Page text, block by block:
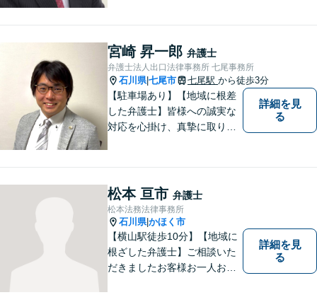
宮崎 昇一郎 弁護士
弁護士法人出口法律事務所 七尾事務所
石川県|七尾市 七尾駅 から徒歩3分
【駐車場あり】【地域に根差
した弁護士】皆様への誠実な
対応を心掛け、真摯に取り組
法的サービスを提供しており
ますので，どうぞ宜しくお願
い申し上げます。
詳細を見
る
松本 亘市 弁護士
松本法務法律事務所
石川県|かほく市
【横山駅徒歩10分】【地域に
根ざした弁護士】ご相談いた
だきましたお客様お一人お一
詳細を見
る